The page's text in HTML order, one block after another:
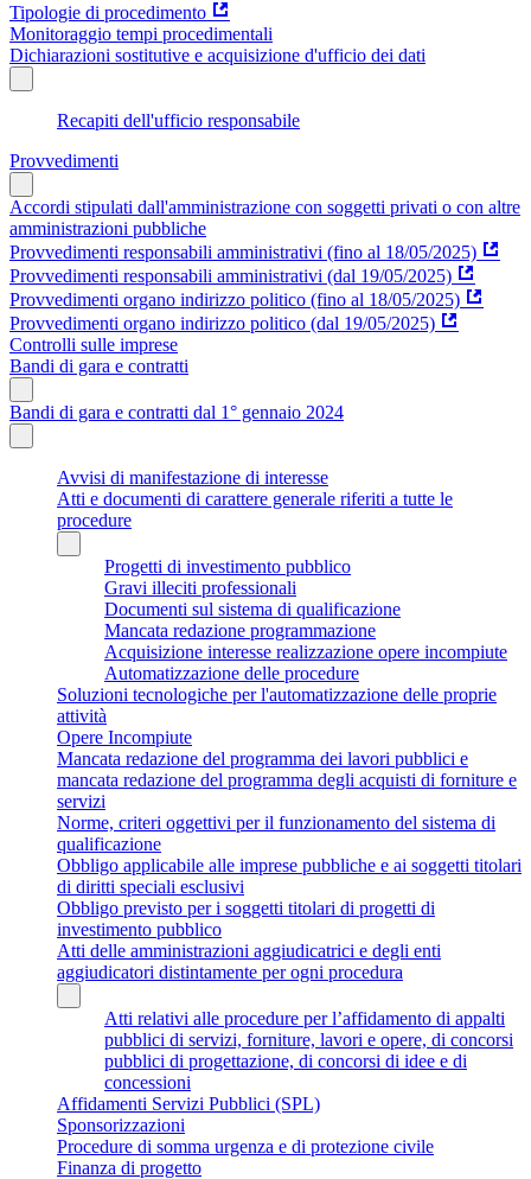
Tipologie di procedimento
Monitoraggio tempi procedimentali
Dichiarazioni sostitutive e acquisizione d'ufficio dei dati
Recapiti dell'ufficio responsabile
Provvedimenti
Accordi stipulati dall'amministrazione con soggetti privati o con altre
amministrazioni pubbliche
Provvedimenti responsabili amministrativi (fino al 18/05/2025)
Provvedimenti responsabili amministrativi (dal 19/05/2025)
Provvedimenti organo indirizzo politico (fino al 18/05/2025)
Provvedimenti organo indirizzo politico (dal 19/05/2025)
Controlli sulle imprese
Bandi di gara e contratti
Bandi di gara e contratti dal 1° gennaio 2024
Avvisi di manifestazione di interesse
Atti e documenti di carattere generale riferiti a tutte le
procedure
Progetti di investimento pubblico
Gravi illeciti professionali
Documenti sul sistema di qualificazione
Mancata redazione programmazione
Acquisizione interesse realizzazione opere incompiute
Automatizzazione delle procedure
Soluzioni tecnologiche per l'automatizzazione delle proprie
attività
Opere Incompiute
Mancata redazione del programma dei lavori pubblici e
mancata redazione del programma degli acquisti di forniture e
servizi
Norme, criteri oggettivi per il funzionamento del sistema di
qualificazione
Obbligo applicabile alle imprese pubbliche e ai soggetti titolari
di diritti speciali esclusivi
Obbligo previsto per i soggetti titolari di progetti di
investimento pubblico
Atti delle amministrazioni aggiudicatrici e degli enti
aggiudicatori distintamente per ogni procedura
Atti relativi alle procedure per l’affidamento di appalti
pubblici di servizi, forniture, lavori e opere, di concorsi
pubblici di progettazione, di concorsi di idee e di
concessioni
Affidamenti Servizi Pubblici (SPL)
Sponsorizzazioni
Procedure di somma urgenza e di protezione civile
Finanza di progetto